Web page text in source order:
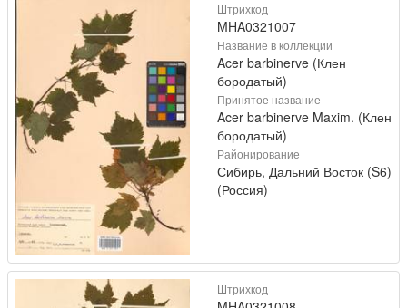
Штрихкод
MHA0321007
Название в коллекции
Acer barbinerve (Клен
бородатый)
Принятое название
Acer barbinerve Maxim. (Клен
бородатый)
Районирование
Сибирь, Дальний Восток (S6)
(Россия)
Штрихкод